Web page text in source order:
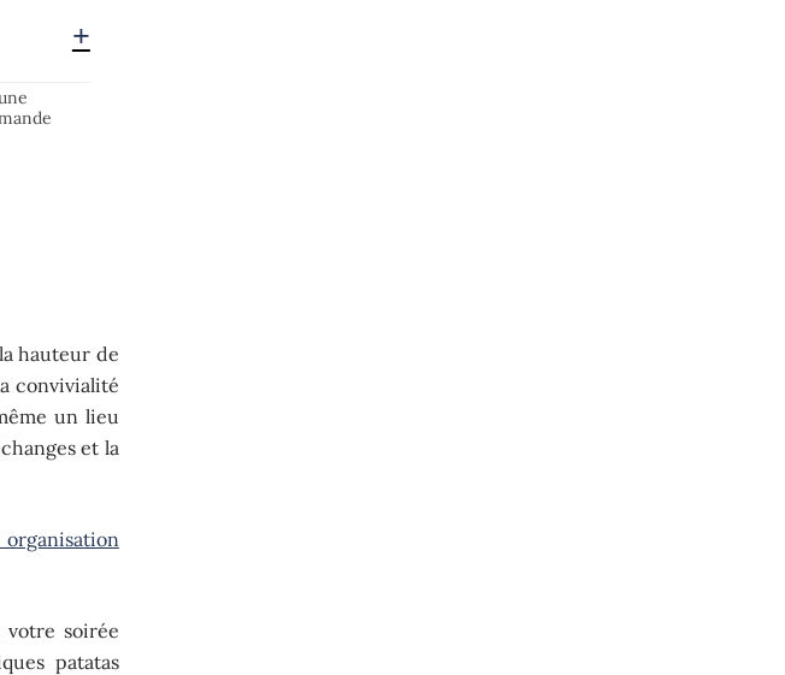
hauteur de
convivialité
un lieu
et la
soirée
patatas